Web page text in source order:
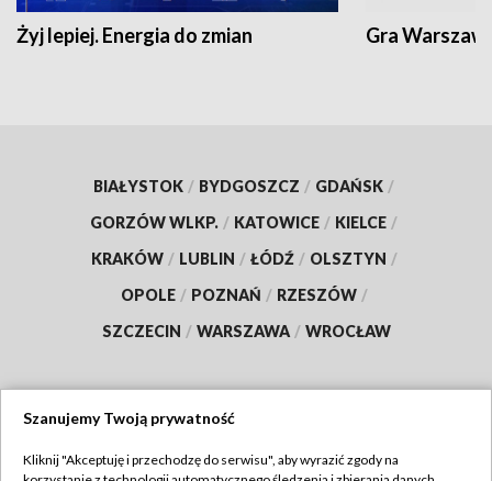
Żyj lepiej. Energia do zmian Gra
BIAŁYSTOK / BYDGOSZCZ / GDAŃSK /
GORZÓW WLKP. / KATOWICE / KIELCE /
KRAKÓW / LUBLIN / ŁÓDŹ / OLSZTYN /
OPOLE / POZNAŃ / RZESZÓW /
SZCZECIN / WARSZAWA / WROCŁAW
Szanujemy Twoją prywatność
Kliknij "Akceptuję i przechodzę do serwisu", aby wyrazić zgody na